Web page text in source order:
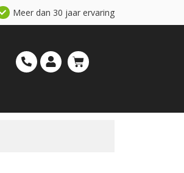
Meer dan 30 jaar ervaring